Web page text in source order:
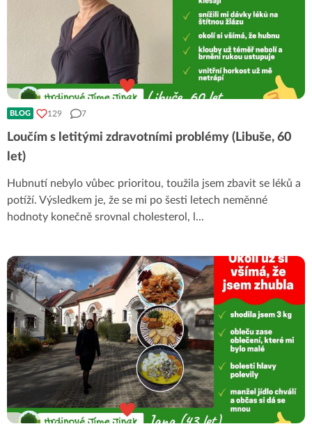
BLOG 129 7
Loučím s letitými zdravotními problémy (Libuše, 60
let)
Hubnutí nebylo vůbec prioritou, toužila jsem zbavit se léků a
potíží. Výsledkem je, že se mi po šesti letech neměnné
hodnoty konečně srovnal cholesterol, l ...